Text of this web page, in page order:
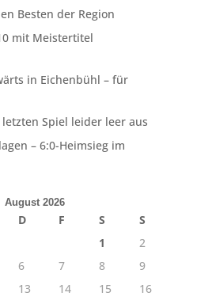
Besten der Region
mit Meistertitel
in Eichenbühl – für
Spiel leider leer aus
– 6:0-Heimsieg im
August 2026
D F S
S
1
2
6 7 8
9
13 14 15 16